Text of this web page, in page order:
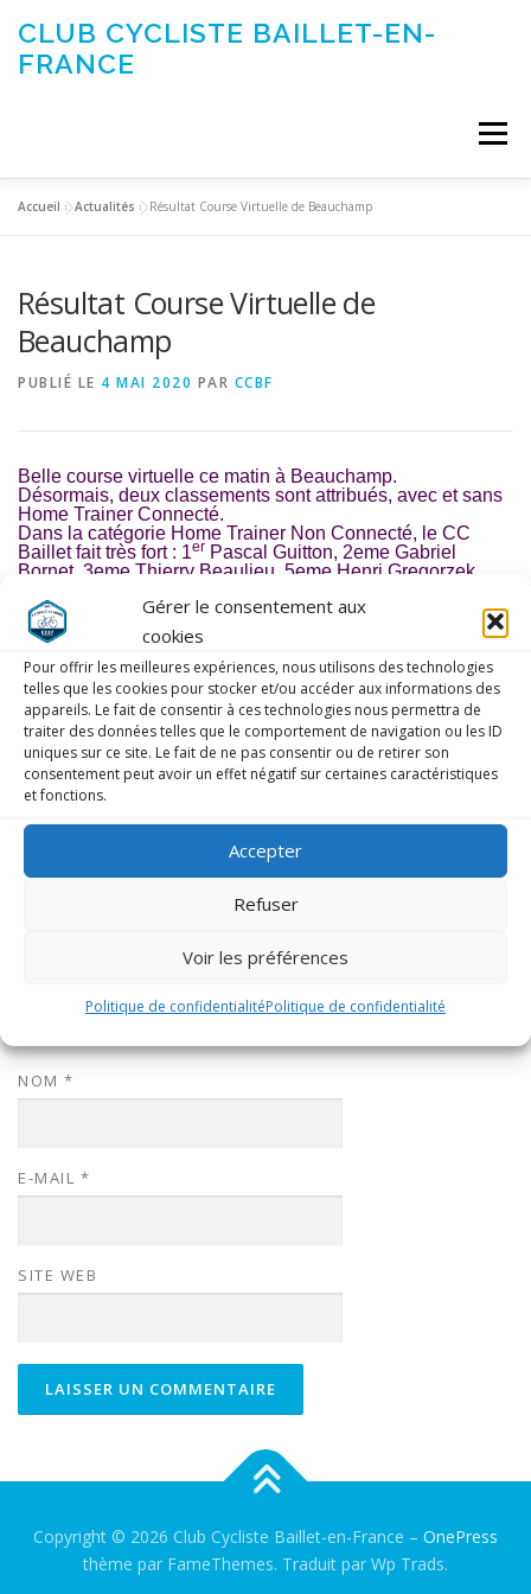
Gérer le consentement aux
cookies
Pour offrir les meilleures expériences, nous utilisons des technologies
telles que les cookies pour stocker et/ou accéder aux informations des
appareils. Le fait de consentir à ces technologies nous permettra de
traiter des données telles que le comportement de navigation ou les ID
uniques sur ce site. Le fait de ne pas consentir ou de retirer son
consentement peut avoir un effet négatif sur certaines caractéristiques
et fonctions.
Accepter
Refuser
Voir les préférences
Politique de confidentialitéPolitique de confidentialité
contenu
CLUB CYCLISTE BAILLET-EN-
FRANCE
Menu
SORTIES CLUB CONTACTEZ-NOUS
Accueil »Actualités »Résultat Course Virtuelle de Beauchamp
Résultat Course Virtuelle de
Beauchamp
PUBLIÉ LE 4 MAI 2020 PAR CCBF
Belle course virtuelle ce matin à Beauchamp.
Désormais, deux classements sont attribués, avec et sans
Home Trainer Connecté.
Dans la catégorie Home Trainer Non Connecté, le CC
Baillet fait très fort : 1er Pascal Guitton, 2eme Gabriel
Bornet, 3eme Thierry Beaulieu, 5eme Henri Gregorzek.
Persan) qui l’emporte devant Eric Delattre (CCMB) et
Charles-Henri Fouyer (USEE).
LAISSER UN COMMENTAIRE
COMMENTAIRE
NOM *
E-MAIL *
SITE WEB
Copyright © 2026 Club Cycliste Baillet-en-France – OnePress
thème par FameThemes. Traduit par Wp Trads.